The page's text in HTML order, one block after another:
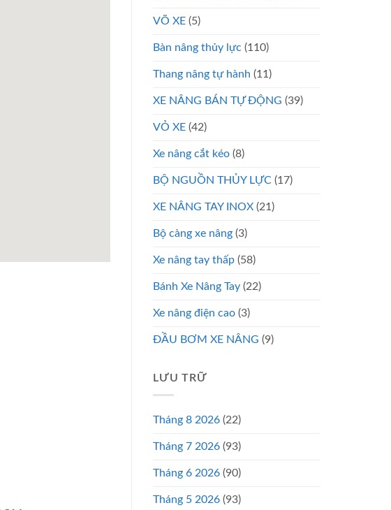
VÕ XE (5)
Bàn nâng thủy lực (110)
Thang nâng tự hành (11)
XE NÂNG BÁN TỰ ĐỘNG (39)
VỎ XE (42)
Xe nâng cắt kéo (8)
BỘ NGUỒN THỦY LỰC (17)
XE NÂNG TAY INOX (21)
Bộ càng xe nâng (3)
Xe nâng tay thấp (58)
Bánh Xe Nâng Tay (22)
Xe nâng điện cao (3)
ĐẦU BƠM XE NÂNG (9)
LƯU TRỮ
Tháng 8 2026 (22)
Tháng 7 2026 (93)
Tháng 6 2026 (90)
Tháng 5 2026 (93)